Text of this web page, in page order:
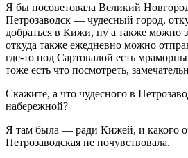
Я бы посоветовала Великий
Петрозаводск — чудесный город,
добраться в Кижи, ну а также можно
откуда также ежедневно можно
где-то под Сартовалой есть
тоже есть что посмотреть,
Скажите, а что чудесного в
набережной?
Я там была — ради Кижей, и какого
Петрозаводская не почувствовала.